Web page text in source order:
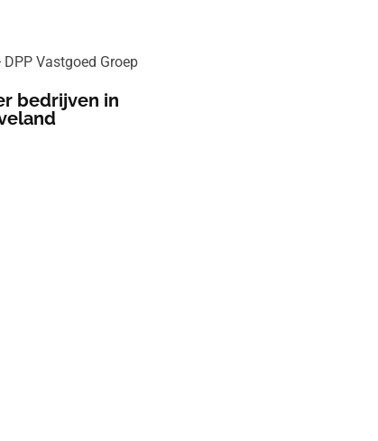
DPP Vastgoed Groep
bedrijven in